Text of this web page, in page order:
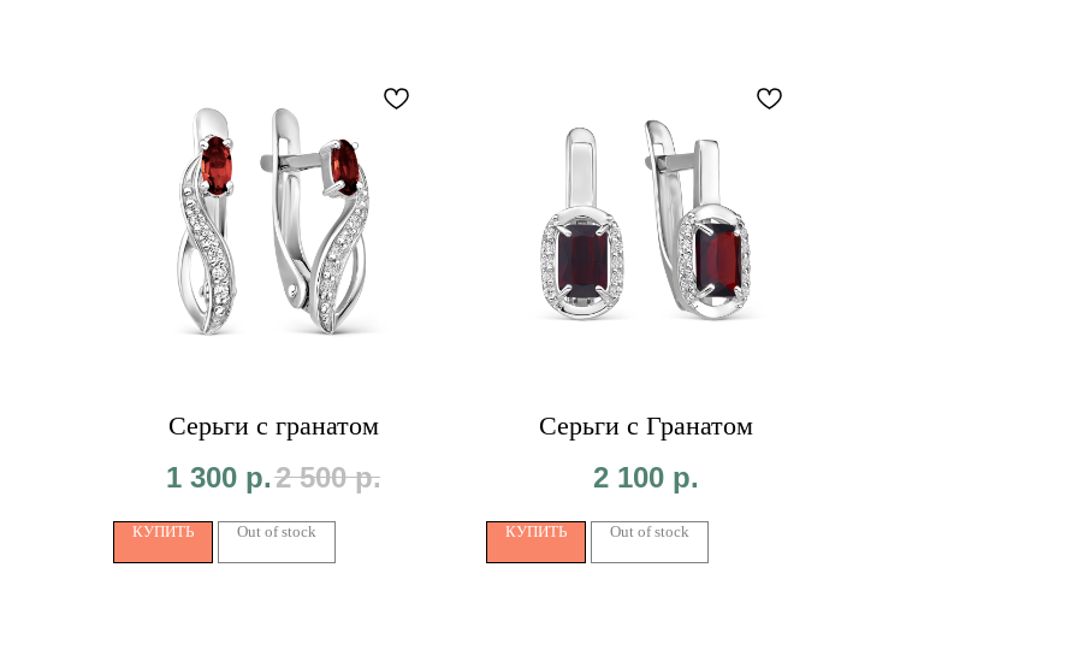
Серьги с гранатом
1 300 р.2 500 р.
КУПИТЬ Out of stock
Серьги с Гранатом
2 100 р.
КУПИТЬ Out of stock